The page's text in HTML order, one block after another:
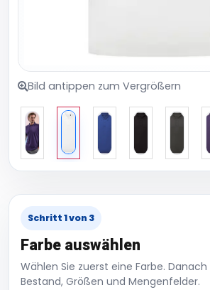
Bild antippen zum Vergrößern
Schritt 1 von 3
Farbe auswählen
Wählen Sie zuerst eine Farbe.
Bestand, Größen und Mengenfelder.